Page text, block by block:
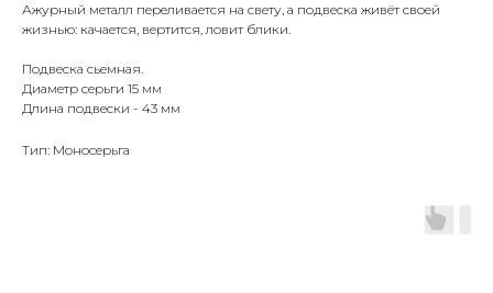
Ажурный металл переливается на свету, а подвеска живёт своей
жизнью: качается, вертится, ловит блики.
Подвеска сьемная.
Диаметр серьги 15 мм
Длина подвески - 43 мм
Тип: Моносерьга